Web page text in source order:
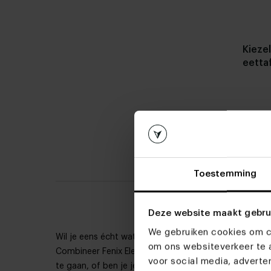
Toestemming
Deze website maakt
We gebruiken cookies om
om ons websiteverkeer te
voor social media,
Wil je eens écht wat anders qua vorm? Kies dan
Combineer Fenix Elegance met de steeds
te gaan, of ben je je aan het oriënteren? Je zit